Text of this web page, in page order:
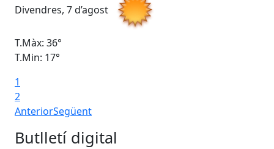
Divendres, 7 d’agost
T.Màx: 36°
T.Min: 17°
1
2
AnteriorSegüent
Butlletí digital